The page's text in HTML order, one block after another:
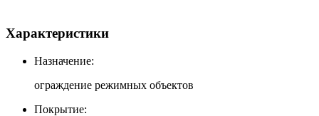
Характеристики
Назначение:
ограждение режимных объектов
Покрытие: